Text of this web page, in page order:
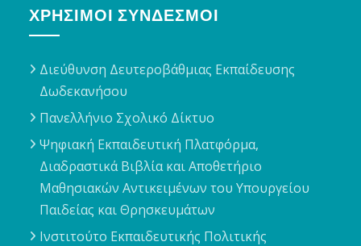
ΧΡΉΣΙΜΟΙ ΣΎΝΔΕΣΜΟΙ
Διεύθυνση Δευτεροβάθμιας Εκπαίδευσης
Δωδεκανήσου
Πανελλήνιο Σχολικό Δίκτυο
Ψηφιακή Εκπαιδευτική Πλατφόρμα,
Διαδραστικά Βιβλία και Αποθετήριο
Μαθησιακών Αντικειμένων του Υπουργείου
Παιδείας και Θρησκευμάτων
Ινστιτούτο Εκπαιδευτικής Πολιτικής